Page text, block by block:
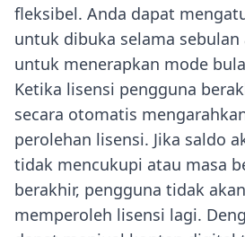
fleksibel. Anda dapat
untuk dibuka selama
untuk menerapkan mode
Ketika lisensi pengguna
secara otomatis
perolehan lisensi. Jika saldo
tidak mencukupi atau masa
berakhir, pengguna tidak
memperoleh lisensi lagi.